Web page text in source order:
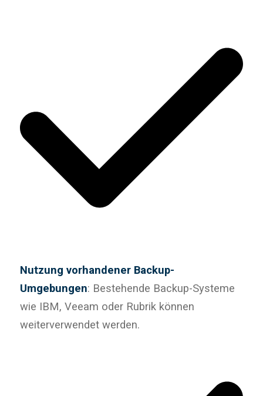
Nutzung vorhandener Backup-
Umgebungen: Bestehende Backup-Systeme
wie IBM, Veeam oder Rubrik können
weiterverwendet werden.